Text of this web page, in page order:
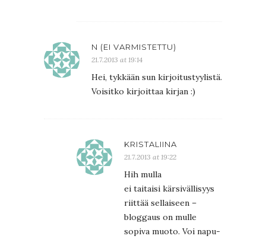
N (EI VARMISTETTU)
21.7.2013 at 19:14
Hei, tykkään sun kirjoitustyylistä.
Voisitko kirjoittaa kirjan :)
KRISTALIINA
21.7.2013 at 19:22
Hih mulla
ei taitaisi kärsivällisyys
riittää sellaiseen –
bloggaus on mulle
sopiva muoto. Voi napu-